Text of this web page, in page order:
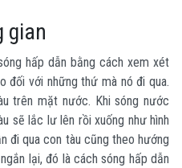
gian
hấp dẫn bằng cách xem xét
đối với những thứ mà nó đi qua.
trên mặt nước. Khi sóng nước
sẽ lắc lư lên rồi xuống như hình
đi qua con tàu cũng theo hướng
lại, đó là cách sóng hấp dẫn